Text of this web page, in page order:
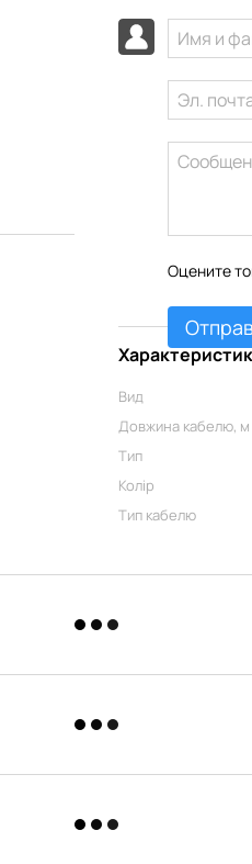
Оцените
Вид
Довжина кабелю, м
Тип
Колір
Тип кабелю